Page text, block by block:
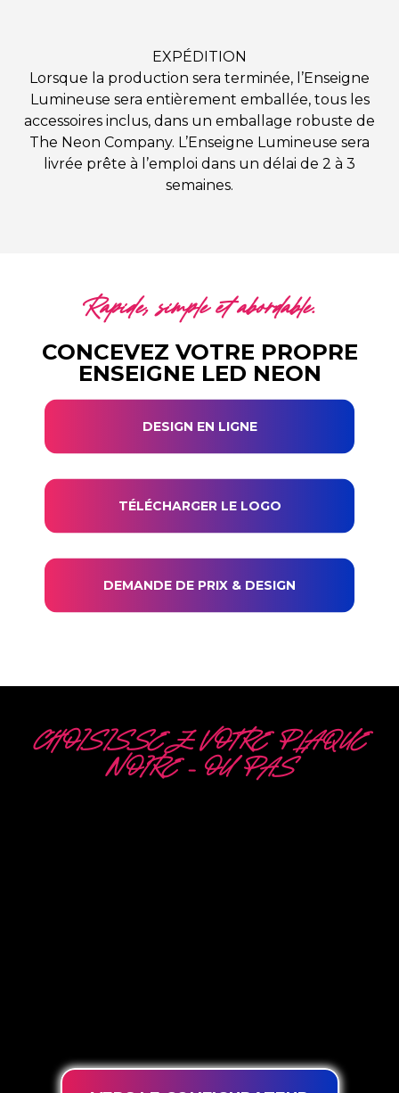
EXPÉDITION
Lorsque la production sera terminée, l’Enseigne
Lumineuse sera entièrement emballée, tous les
accessoires inclus, dans un emballage robuste de
The Neon Company. L’Enseigne Lumineuse sera
livrée prête à l’emploi dans un délai de 2 à 3
semaines.
Rapide, simple et abordable.
CONCEVEZ VOTRE PROPRE
ENSEIGNE LED NEON
DESIGN EN LIGNE
TÉLÉCHARGER LE LOGO
DEMANDE DE PRIX & DESIGN
CHOISISSEZ VOTRE PLAQUE
NOIRE – OU PAS